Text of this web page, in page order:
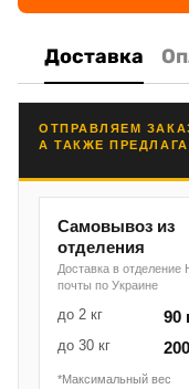
Доставка
ОТПРАВЛЯЕМ
А ТАКЖЕ
Самовывоз из
отделения
Доставка в отделение
почты по Украине
до 2 кг 90
до 30 кг
*Максимальный вес